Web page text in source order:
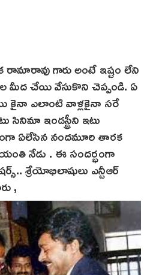
గారు అంటే ఇష్టం లేని
మీద చేయి వేసుకొని చెప్పండి. ఏ
కైనా ఎలాంటి వాళ్లకైనా సరే
సినిమా ఇండస్ట్రీని ఇటు
ఏలేసిన నందమూరి తారక
నేడు . ఈ సందర్భంగా
శ్రేయోభిలాషులు ఎన్టీఆర్
,